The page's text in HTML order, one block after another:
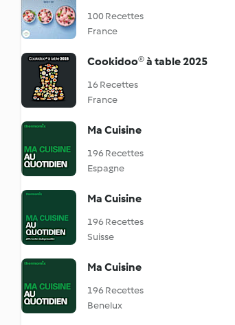
100 Recettes
France
Cookidoo® à table 2025
16 Recettes
France
Ma Cuisine
196 Recettes
Espagne
Ma Cuisine
196 Recettes
Suisse
Ma Cuisine
196 Recettes
Benelux